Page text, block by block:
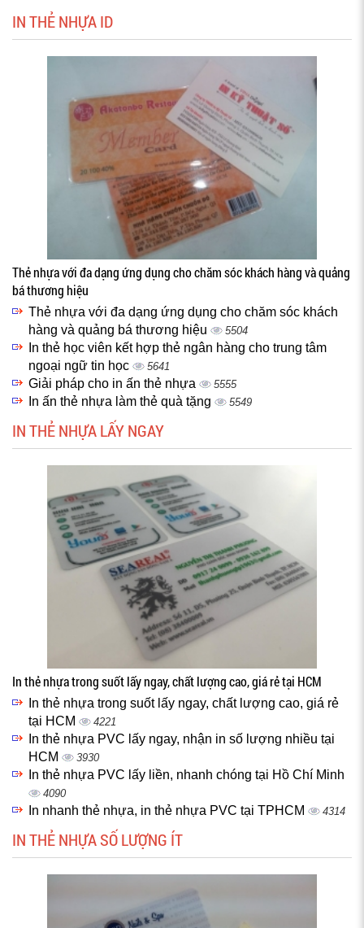
IN THẺ NHỰA ID
Thẻ nhựa với đa dạng ứng dụng cho chăm sóc khách hàng và quảng
bá thương hiệu
Thẻ nhựa với đa dạng ứng dụng cho chăm sóc khách
hàng và quảng bá thương hiệu
5504
In thẻ học viên kết hợp thẻ ngân hàng cho trung tâm
ngoại ngữ tin học
5641
Giải pháp cho in ấn thẻ nhựa 5555
In ấn thẻ nhựa làm thẻ quà tặng 5549
IN THẺ NHỰA LẤY NGAY
In thẻ nhựa trong suốt lấy ngay, chất lượng cao, giá rẻ tại HCM
In thẻ nhựa trong suốt lấy ngay, chất lượng cao, giá rẻ
tại HCM
4221
In thẻ nhựa PVC lấy ngay, nhận in số lượng nhiều tại
HCM
3930
In thẻ nhựa PVC lấy liền, nhanh chóng tại Hồ Chí Minh
4090
In nhanh thẻ nhựa, in thẻ nhựa PVC tại TPHCM 4314
IN THẺ NHỰA SỐ LƯỢNG ÍT